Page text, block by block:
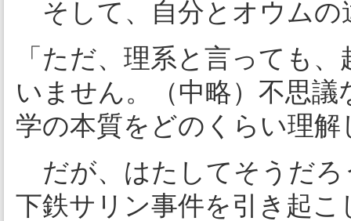
そして、自分とオウムの
「ただ、理系と言っても
いません。（中略）不思
学の本質をどのくらい理
だが、はたしてそうだろ
下鉄サリン事件を引き起